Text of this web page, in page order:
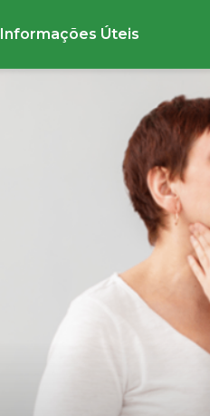
Informações Úteis